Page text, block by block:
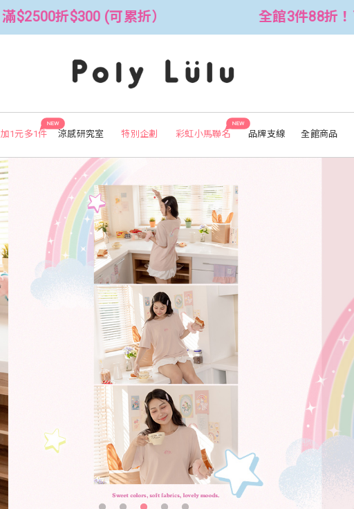
全館3件88折！🦄 滿$2500折$300 (可累折）
NEW
加1元多1件 涼感研究室 特別企劃
NEW
彩虹小馬聯名 品牌支線 全館商品